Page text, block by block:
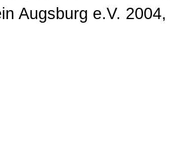
Augsburg e.V.